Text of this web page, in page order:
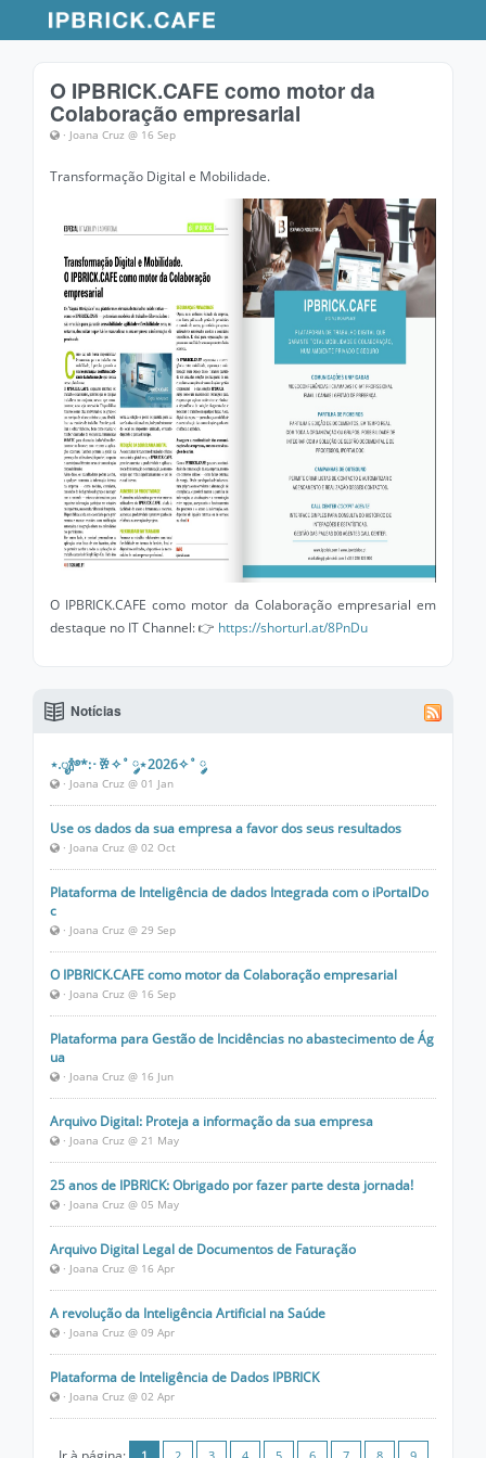
O IPBRICK.CAFE como motor da
Colaboração empresarial
· Joana Cruz @ 16 Sep
Transformação Digital e Mobilidade.
O IPBRICK.CAFE como motor da Colaboração empresarial em
destaque no IT Channel: 👉 https://shorturl.at/8PnDu
Notícias
⋆.ೃ🍾࿔*:･🥂✧˚ ༘⋆2026✧˚ ༘
· Joana Cruz @ 01 Jan
Use os dados da sua empresa a favor dos seus resultados
· Joana Cruz @ 02 Oct
Plataforma de Inteligência de dados Integrada com o iPortalDo
c
· Joana Cruz @ 29 Sep
O IPBRICK.CAFE como motor da Colaboração empresarial
· Joana Cruz @ 16 Sep
Plataforma para Gestão de Incidências no abastecimento de Ág
ua
· Joana Cruz @ 16 Jun
Arquivo Digital: Proteja a informação da sua empresa
· Joana Cruz @ 21 May
25 anos de IPBRICK: Obrigado por fazer parte desta jornada!
· Joana Cruz @ 05 May
Arquivo Digital Legal de Documentos de Faturação
· Joana Cruz @ 16 Apr
A revolução da Inteligência Artificial na Saúde
· Joana Cruz @ 09 Apr
Plataforma de Inteligência de Dados IPBRICK
· Joana Cruz @ 02 Apr